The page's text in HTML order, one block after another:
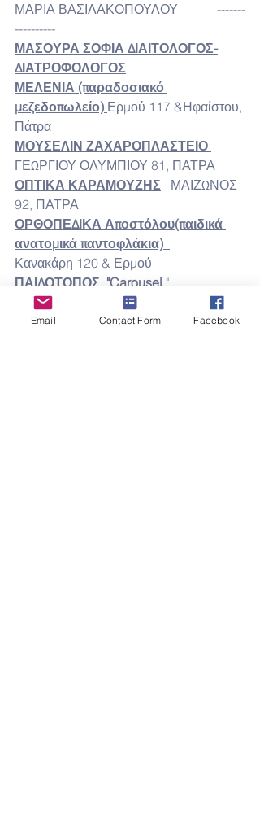
ΜΑΡΙΑ ΒΑΣΙΛΑΚΟΠΟΥΛΟΥ            -------
----------
ΜΑΣΟΥΡΑ ΣΟΦΙΑ ΔΙΑΙΤΟΛΟΓΟΣ-
ΔΙΑΤΡΟΦΟΛΟΓΟΣ
ΜΕΛΕΝΙΑ (παραδοσιακό
μεζεδοπωλείο) Ερμού 117 &Ηφαίστου,
Πάτρα
ΜΟΥΣΕΛΙΝ ΖΑΧΑΡΟΠΛΑΣΤΕΙΟ
ΓΕΩΡΓΙΟΥ ΟΛΥΜΠΙΟΥ 81, ΠΑΤΡΑ
ΟΠΤΙΚΑ ΚΑΡΑΜΟΥΖΗΣ ΜΑΙΖΩΝΟΣ
92, ΠΑΤΡΑ
ΟΡΘΟΠΕΔΙΚΑ Αποστόλου(παιδικά
ανατομικά παντοφλάκια)
Κανακάρη 120 & Ερμού
ΠΑΙΔΟΤΟΠΟΣ "Carousel "
Φαβιέρου 15, Πάτρα
ΠΑΠΑΝΔΡΙΑΝΟΣ Μελισσοκομικά
Email Contact Form Facebook